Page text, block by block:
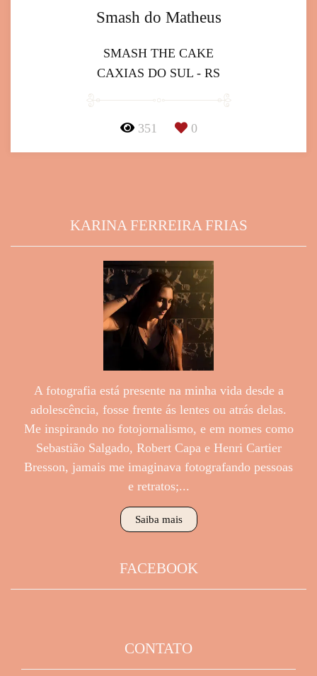
Smash do Matheus
SMASH THE CAKE
CAXIAS DO SUL - RS
351 0
KARINA FERREIRA FRIAS
A fotografia está presente na minha vida desde a
adolescência, fosse frente ás lentes ou atrás delas.
Me inspirando no fotojornalismo, e em nomes como
Sebastião Salgado, Robert Capa e Henri Cartier
Bresson, jamais me imaginava fotografando pessoas
e retratos;...
Saiba mais
FACEBOOK
CONTATO